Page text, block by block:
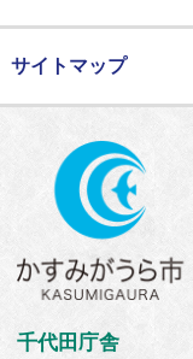
サイトマップ
千代田庁舎